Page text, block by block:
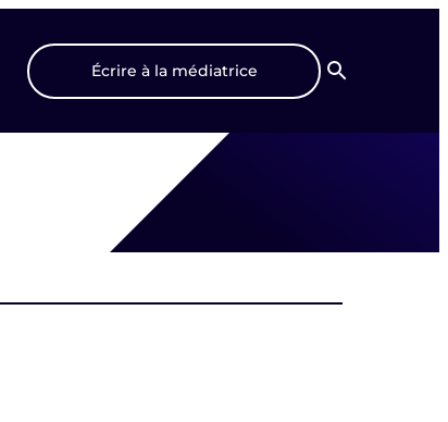
Écrire à la médiatrice
Recherche